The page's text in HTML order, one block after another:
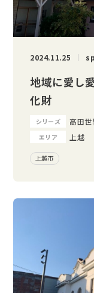
2024.11.25
地域に愛し
化財
シリーズ 高田世
エリア 上越
上越市